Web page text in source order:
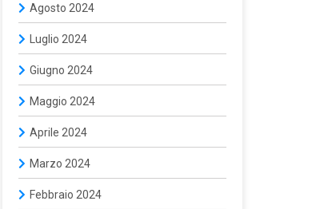
Agosto 2024
Luglio 2024
Giugno 2024
Maggio 2024
Aprile 2024
Marzo 2024
Febbraio 2024